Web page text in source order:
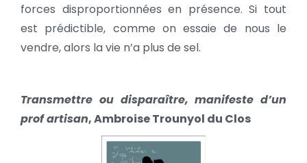
forces disproportionnées en présence. Si tout
est prédictible, comme on essaie de nous le
vendre, alors la vie n’a plus de sel.
Transmettre ou disparaître, manifeste d’un
prof artisan, Ambroise Trounyol du Clos